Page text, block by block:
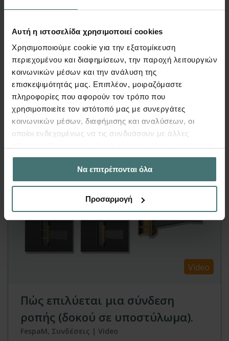
Αυτή η ιστοσελίδα χρησιμοποιεί cookies
Χρησιμοποιούμε cookie για την εξατομίκευση
περιεχομένου και διαφημίσεων, την παροχή λειτουργιών
κοινωνικών μέσων και την ανάλυση της
επισκεψιμότητάς μας. Επιπλέον, μοιραζόμαστε
πληροφορίες που αφορούν τον τρόπο που
χρησιμοποιείτε τον ιστότοπό μας με συνεργάτες
κοινωνικών μέσων, διαφήμισης και αναλύσεων, οι
οποίοι ενδεχομένως να τις συνδυάσουν με άλλες
έχουν συλλέξει σε σχέση με την από μέρους σας χρήση
των υπηρεσιών τους.Να επιτρέπονται όλα
Προσαρμογή
Σε αυτό το βίντεο θα δείτε βήμα-βήμα τη
διαδικασία εισαγωγής δεδομένων και
υπολογισμού συγκολλητών συνδέσεων
κοιλοδοκών (RHS, CHS, SHS) για κόμβους τύπου
Κ, ΚΤ, Ν, Τ και Υ, στο πρόγραμμα Μεταλλικών
Συνδέσεων της LH Λογισμική.
Περισσότερα
Video
Πώς επιλύεται μια σύνδεση
ροπής (δοκού σε υποστύλωμα).
FespaM, Συνδέσεις | Video